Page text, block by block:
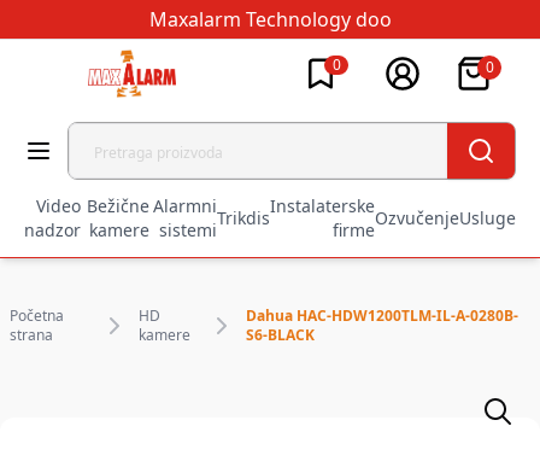
Maxalarm Technology doo
0 0
Video
nadzor
Bežične
kamere
Alarmni
sistemi
Trikdis
Instalaterske
firme
OzvučenjeUsluge
Početna
strana
HD
kamere
Dahua HAC-HDW1200TLM-IL-A-0280B-
S6-BLACK